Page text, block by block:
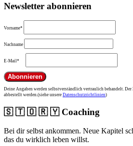
Newsletter abonnieren
Vorname*
Nachname
E-Mail*
Deine Angaben werden selbstverständlich vertraulich behandelt.
abbestellt werden.(siehe unsere Datenschutzrichtlinien)
🇸 🇹 🇴 🇷 🇾 Coaching
Bei dir selbst ankommen. Neue Kapitel
das du wirklich leben willst.